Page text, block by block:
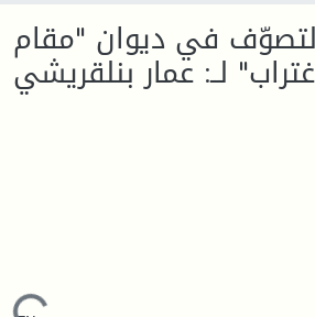
في ديوان "مقام
لــ: عمار بنلقريشي